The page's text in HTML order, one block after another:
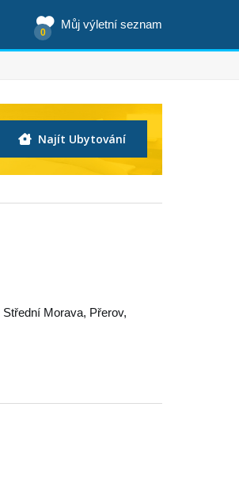
Můj výletní seznam
0
Najít Ubytování
Střední Morava, Přerov,